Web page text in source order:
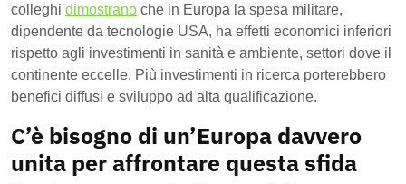
colleghi dimostrano che in Europa la spesa militare,
dipendente da tecnologie USA, ha effetti economici inferiori
rispetto agli investimenti in sanità e ambiente, settori dove il
continente eccelle. Più investimenti in ricerca porterebbero
benefici diffusi e sviluppo ad alta qualificazione.
C’è bisogno di un’Europa davvero
unita per affrontare questa sfida